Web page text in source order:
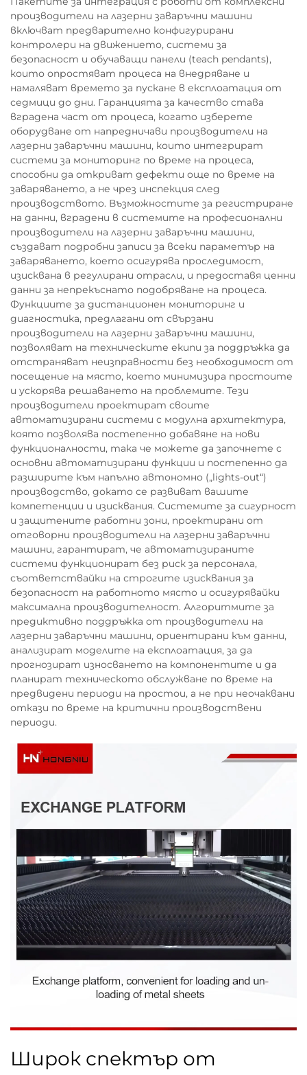
производители на лазерни заваръчни машини
включват предварително конфигурирани
контролери на движението, системи за
безопасност и обучаващи панели (teach pendants),
които опростяват процеса на внедряване и
намаляват времето за пускане в експлоатация от
седмици до дни. Гаранцията за качество става
вградена част от процеса, когато изберете
оборудване от напредничави производители на
лазерни заваръчни машини, които интегрират
системи за мониторинг по време на процеса,
способни да откриват дефекти още по време на
заваряването, а не чрез инспекция след
производството. Възможностите за регистриране
на данни, вградени в системите на професионални
производители на лазерни заваръчни машини,
създават подробни записи за всеки параметър на
заваряването, което осигурява проследимост,
изисквана в регулирани отрасли, и предоставя ценни
данни за непрекъснато подобряване на процеса.
Функциите за дистанционен мониторинг и
диагностика, предлагани от свързани
производители на лазерни заваръчни машини,
позволяват на техническите екипи за поддръжка да
отстраняват неизправности без необходимост от
посещение на място, което минимизира простоите
и ускорява решаването на проблемите. Тези
производители проектират своите
автоматизирани системи с модулна архитектура,
която позволява постепенно добавяне на нови
функционалности, така че можете да започнете с
основни автоматизирани функции и постепенно да
разширите към напълно автономно („lights-out“)
производство, докато се развиват вашите
компетенции и изисквания. Системите за сигурност
и защитените работни зони, проектирани от
отговорни производители на лазерни заваръчни
машини, гарантират, че автоматизираните
системи функционират без риск за персонала,
съответствайки на строгите изисквания за
безопасност на работното място и осигурявайки
максимална производителност. Алгоритмите за
предиктивно поддръжка от производители на
лазерни заваръчни машини, ориентирани към данни,
анализират моделите на експлоатация, за да
прогнозират износването на компонентите и да
планират техническото обслужване по време на
предвидени периоди на простои, а не при неочаквани
откази по време на критични производствени
периоди.
Широк спектър от